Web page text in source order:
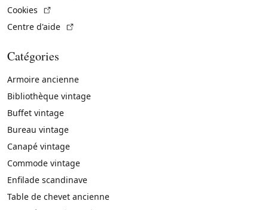
Cookies
Centre d'aide
Catégories
Armoire ancienne
Bibliothèque vintage
Buffet vintage
Bureau vintage
Canapé vintage
Commode vintage
Enfilade scandinave
Table de chevet ancienne